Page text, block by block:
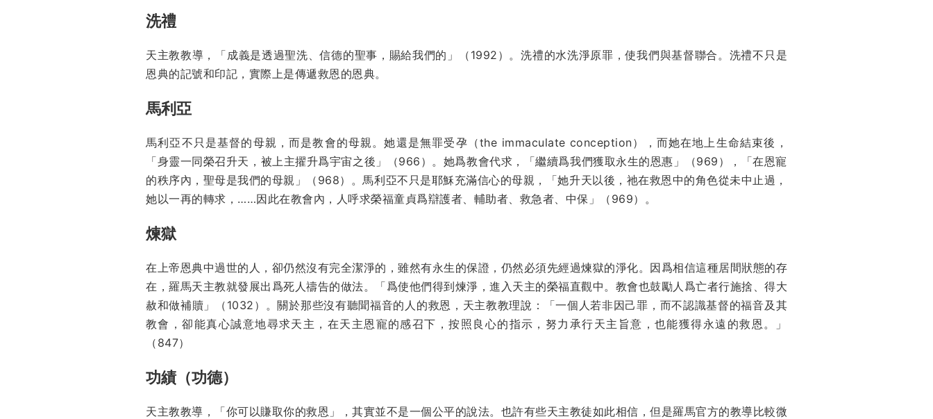
洗禮
天主教教導，「成義是透過聖洗、信德的聖事，賜給我們的」（1992）。洗禮的水洗淨原罪，使我們與基督聯合。洗禮不只是
恩典的記號和印記，實際上是傳遞救恩的恩典。
馬利亞
馬利亞不只是基督的母親，而是教會的母親。她還是無罪受孕（the immaculate conception），而她在地上生命結束後，
「身靈一同榮召升天，被上主擢升爲宇宙之後」（966）。她爲教會代求，「繼續爲我們獲取永生的恩惠」（969），「在恩寵
的秩序內，聖母是我們的母親」（968）。馬利亞不只是耶穌充滿信心的母親，「她升天以後，祂在救恩中的角色從未中止過，
她以一再的轉求，……因此在教會內，人呼求榮福童貞爲辯護者、輔助者、救急者、中保」（969）。
煉獄
在上帝恩典中過世的人，卻仍然沒有完全潔淨的，雖然有永生的保證，仍然必須先經過煉獄的淨化。因爲相信這種居間狀態的存
在，羅馬天主教就發展出爲死人禱告的做法。「爲使他們得到煉淨，進入天主的榮福直觀中。教會也鼓勵人爲亡者行施捨、得大
赦和做補贖」（1032）。關於那些沒有聽聞福音的人的救恩，天主教教理說：「一個人若非因己罪，而不認識基督的福音及其
教會，卻能真心誠意地尋求天主，在天主恩寵的感召下，按照良心的指示，努力承行天主旨意，也能獲得永遠的救恩。」
（847）
功績（功德）
天主教教導，「你可以賺取你的救恩」，其實並不是一個公平的說法。也許有些天主教徒如此相信，但是羅馬官方的教導比較微